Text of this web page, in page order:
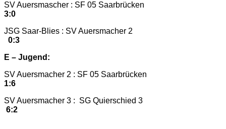
SV Auersmascher : SF 05 Saarbrücken
3:0
JSG Saar-Blies : SV Auersmacher 2
0:3
E – Jugend:
SV Auersmacher 2 : SF 05 Saarbrücken
1:6
SV Auersmacher 3 : SG Quierschied 3
6:2